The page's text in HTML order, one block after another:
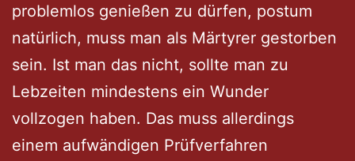
problemlos genießen zu dürfen, postum
natürlich, muss man als Märtyrer gestorben
sein. Ist man das nicht, sollte man zu
Lebzeiten mindestens ein Wunder
vollzogen haben. Das muss allerdings
einem aufwändigen Prüfverfahren